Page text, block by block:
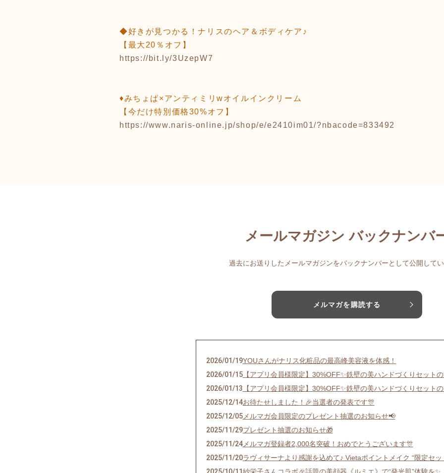
◆好きが見つかる！ナリスのヘア＆ボディケア♪
【最大20％オフ】
https://bit.ly/3UzepW7
♦︎みちょぱ×アンティミリwオイルインクリーム
【今だけ特別価格30%オフ】
https://www.naris-online.jp/shop/e/e2410im01/?nbacode=833492
メールマガジン バックナンバ
過去にお送りしたメールマガジンをバックナンバーとして公開して
メルマガを購読する
2026/01/19YOUさんがナリス化粧品の最高峰美容液を体感！
2026/01/15【アプリ会員様限定】30%OFF✨鉄壁の美ハンドづくりセット
2026/01/13 【アプリ会員様限定】30%OFF✨鉄壁の美ハンドづくりセット
2025/12/14お待たせしました！🎉当選者の発表です🎊
2025/12/05メルマガ会員限定のプレゼント抽選のお知らせ📢
2025/11/29プレゼント抽選のお知らせ🎁
2025/11/24メルマガ登録者2,000名突破！おめでとうございます🎊
2025/11/20ラヴィサーナより感謝を込めて♪ Vietaポイントメイク “限定セッ